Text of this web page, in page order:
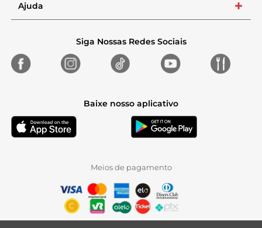
Ajuda +
Siga Nossas Redes Sociais
Baixe nosso aplicativo
Meios de pagamento